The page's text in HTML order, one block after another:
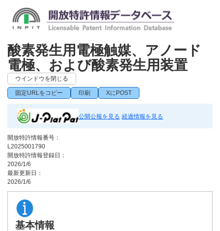
酸素発生用電極触媒、アノード
電極、および酸素発生用装置
ウインドウを閉じる
固定URLをコピー 印刷 XにPOST
公開公報を見る 経過情報を見る
開放特許情報番号：
L2025001790
開放特許情報登録日：
2026/1/6
最新更新日：
2026/1/6
基本情報